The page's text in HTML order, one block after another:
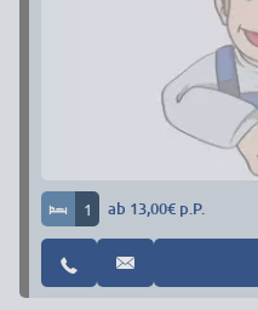
1 ab 13,00€ p.P.